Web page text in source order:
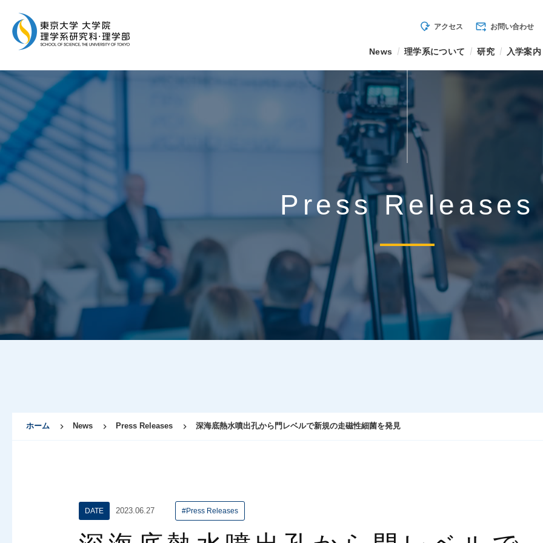
mode_of_travel アクセス forward_to_inbox お問い合わせ
News 理学系について 研究 入学案内
Press Releases
ホーム News Press Releases 深海底熱水噴出孔から門レベルで新規の走磁性細菌を発見
DATE 2023.06.27 #Press Releases